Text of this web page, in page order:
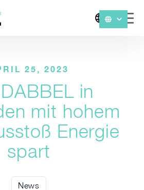
25, 2023
in
mit hohem
Energie
spart
News